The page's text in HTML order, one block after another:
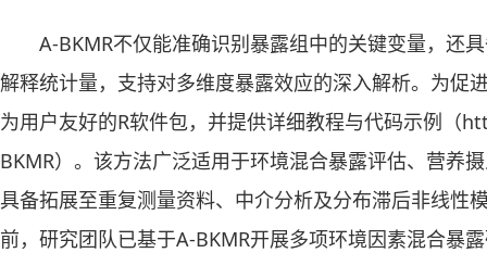
A-BKMR不仅能准确识别暴露组中的关键变量，还
解释统计量，支持对多维度暴露效应的深入解析。为促
为用户友好的R软件包，并提供详细教程与代码示例
BKMR）。该方法广泛适用于环境混合暴露评估、营养
具备拓展至重复测量资料、中介分析及分布滞后非线性
前，研究团队已基于A-BKMR开展多项环境因素混合暴